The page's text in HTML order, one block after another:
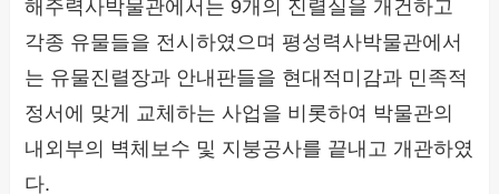
해주력사박물관에서는 9개의 진렬실을 개건하고
각종 유물들을 전시하였으며 평성력사박물관에서
는 유물진렬장과 안내판들을 현대적미감과 민족적
정서에 맞게 교체하는 사업을 비롯하여 박물관의
내외부의 벽체보수 및 지붕공사를 끝내고 개관하였
다.